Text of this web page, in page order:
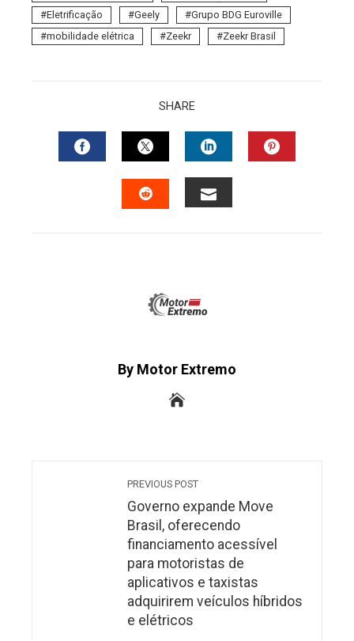
Eletrificação
Geely
Grupo BDG Euroville
mobilidade elétrica
Zeekr Zeekr Brasil
SHARE
FACEBOOKTWITTERLINKEDIN
By Motor Extremo
PREVIOUS POST
Governo expande Move
Brasil, oferecendo
financiamento acessível
para motoristas de
aplicativos e taxistas
adquirirem veículos híbridos
e elétricos